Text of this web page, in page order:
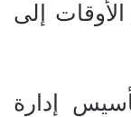
إلى
تأسيس إدارة